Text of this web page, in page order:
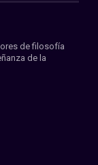
de filosofía
de la